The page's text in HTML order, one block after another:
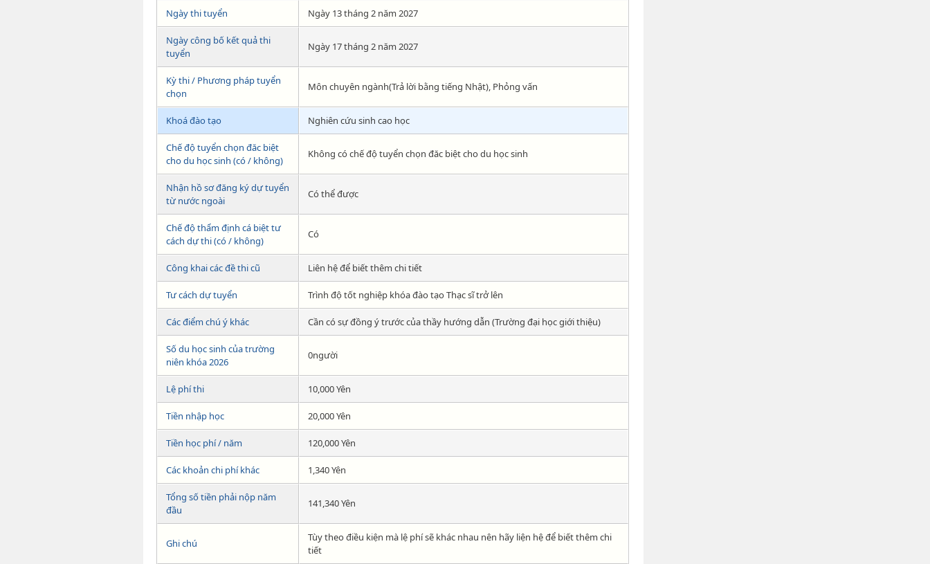
Ngày thi tuyển Ngày 13 tháng 2 năm 2027
Ngày công bố kết quả thi
tuyển
Ngày 17 tháng 2 năm 2027
Kỳ thi / Phương pháp tuyển
chọn
Môn chuyên ngành(Trả lời bằng tiếng Nhật), Phỏng vấn
Khoá đào tạo Nghiên cứu sinh cao học
Chế độ tuyển chọn đăc biệt
cho du học sinh (có / không)
Không có chế độ tuyển chọn đăc biệt cho du học sinh
Nhận hồ sơ đăng ký dự tuyển
từ nước ngoài
Có thể được
Chế độ thẩm định cá biệt tư
cách dự thi (có / không)
Có
Công khai các đề thi cũ Liên hệ để biết thêm chi tiết
Tư cách dự tuyển Trình độ tốt nghiệp khóa đào tạo Thạc sĩ trở lên
Các điểm chú ý khác Cần có sự đồng ý trước của thầy hướng dẫn (Trường đại học giới thiệu)
Số du học sinh của trường
niên khóa 2026
0người
Lệ phí thi 10,000 Yên
Tiền nhập học 20,000 Yên
Tiền học phí / năm 120,000 Yên
Các khoản chi phí khác 1,340 Yên
Tổng số tiền phải nộp năm
đầu
141,340 Yên
Ghi chú
Tùy theo điều kiện mà lệ phí sẽ khác nhau nên hãy liện hệ để biết thêm chi
tiết